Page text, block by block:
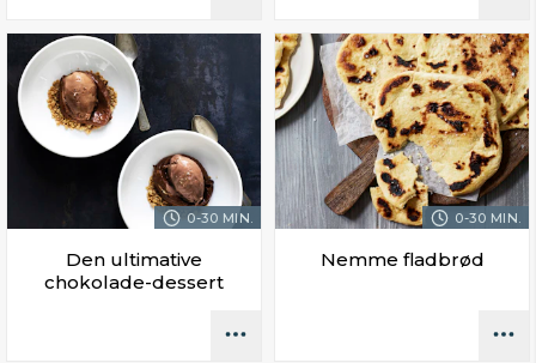
0-30 MIN.
Den ultimative
chokolade-dessert
0-30 MIN.
Nemme fladbrød